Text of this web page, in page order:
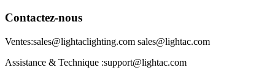
Contactez-nous
Ventes:sales@lightaclighting.com sales@lightac.com
Assistance & Technique :support@lightac.com